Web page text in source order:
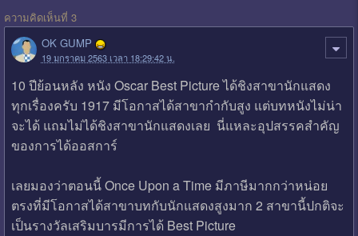
ความคิดเห็นที่ 3
OK GUMP
19 มกราคม 2563 เวลา 18:29:42 น.
10 ปีย้อนหลัง หนัง Oscar Best Picture ได้ชิงสาขานักแสดง
ทุกเรื่องครับ 1917 มีโอกาสได้สาขากำกับสูง แต่บทหนังไม่น่า
จะได้ แถมไม่ได้ชิงสาขานักแสดงเลย นี่แหละอุปสรรคสำคัญ
ของการได้ออสการ์
เลยมองว่าตอนนี้ Once Upon a Time มีภาษีมากกว่าหน่อย
ตรงที่มีโอกาสได้สาขาบทกับนักแสดงสูงมาก 2 สาขานี้ปกติจะ
เป็นรางวัลเสริมบารมีการได้ Best Picture